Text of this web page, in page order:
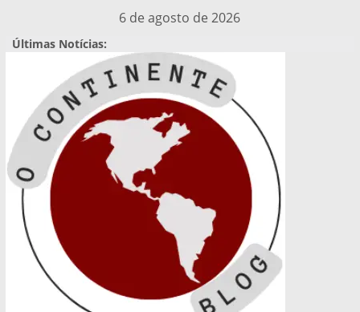
para
6 de agosto de 2026
Últimas Notícias: